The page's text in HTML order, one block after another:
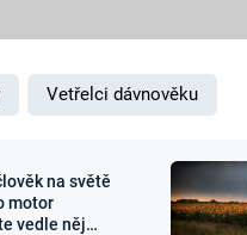
Zajímavosti
Vetřelci dávnověku
na světě
motor
vedle něj